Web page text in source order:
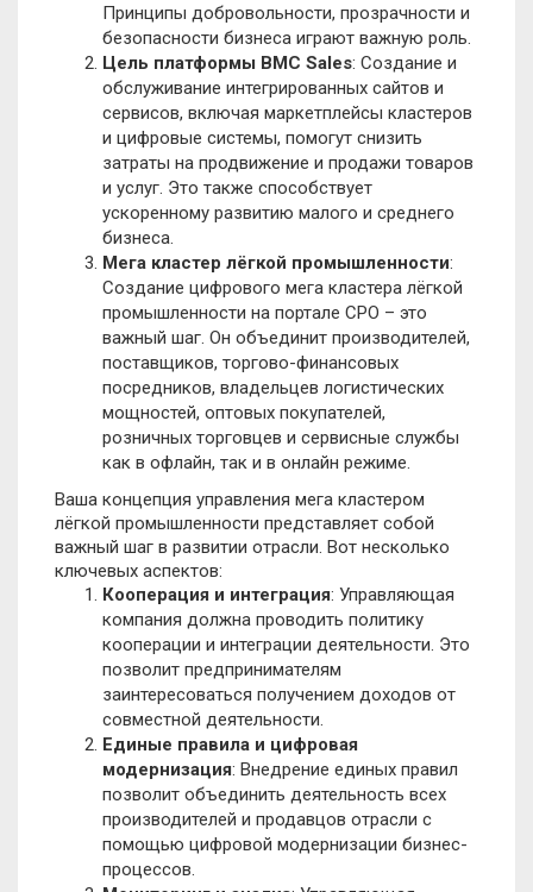
Принципы добровольности, прозрачности и
безопасности бизнеса играют важную роль.
Цель платформы BMC Sales: Создание и
обслуживание интегрированных сайтов и
сервисов, включая маркетплейсы кластеров
и цифровые системы, помогут снизить
затраты на продвижение и продажи товаров
и услуг. Это также способствует
ускоренному развитию малого и среднего
бизнеса.
Мега кластер лёгкой промышленности:
Создание цифрового мега кластера лёгкой
промышленности на портале СРО – это
важный шаг. Он объединит производителей,
поставщиков, торгово-финансовых
посредников, владельцев логистических
мощностей, оптовых покупателей,
розничных торговцев и сервисные службы
как в офлайн, так и в онлайн режиме.
Ваша концепция управления мега кластером
лёгкой промышленности представляет собой
важный шаг в развитии отрасли. Вот несколько
ключевых аспектов:
Кооперация и интеграция: Управляющая
компания должна проводить политику
кооперации и интеграции деятельности. Это
позволит предпринимателям
заинтересоваться получением доходов от
совместной деятельности.
Единые правила и цифровая
модернизация: Внедрение единых правил
позволит объединить деятельность всех
производителей и продавцов отрасли с
помощью цифровой модернизации бизнес-
процессов.